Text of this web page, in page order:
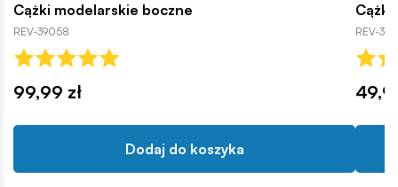
Cążki modelarskie boczne
REV-39058
99,99 zł
Dodaj do koszyka
REV-